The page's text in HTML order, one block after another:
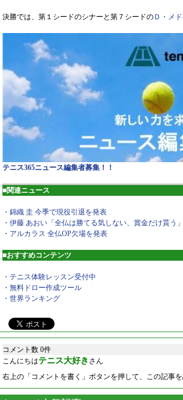
決勝では、第１シードのシナーと第７シードのＤ・メ
テニス365ニュース編集者募集！！
■関連ニュース
・錦織 圭 今季で現役引退を発表
・伊藤 あおい「全仏は勝てる気しない、賞金だけ貰う」
・アルカラス 全仏OP欠場を発表
■おすすめコンテンツ
・テニス体験レッスン受付中
・無料ドロー作成ツール
・世界ランキング
コメント数 0件
こんにちはテニス大好き さん
右上の「コメントを書く」ボタンを押して、この記事